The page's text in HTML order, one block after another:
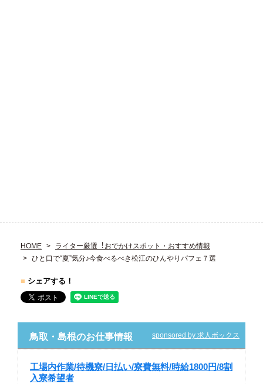
HOME
ライター厳選︕おでかけスポット・おすすめ情報
ひと口で“夏”気分♪今食べるべき松江のひんやりパフェ７選
■ シェアする！
鳥取・島根のお仕事情報 sponsored by 求人ボックス
工場内作業/待機寮/日払い/寮費無料/時給1800円/8割
入寮希望者